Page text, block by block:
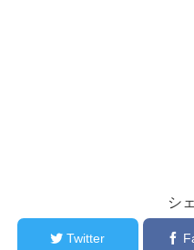
シ
Twitter